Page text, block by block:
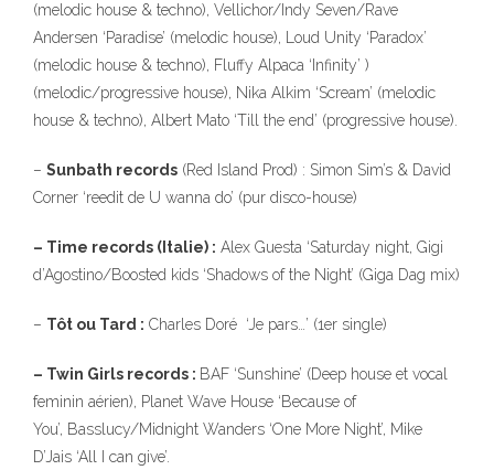
(melodic house & techno), Vellichor/Indy Seven/Rave
Andersen ‘Paradise’ (melodic house), Loud Unity ‘Paradox’
(melodic house & techno), Fluffy Alpaca ‘Infinity’ )
(melodic/progressive house), Nika Alkim ‘Scream’ (melodic
house & techno), Albert Mato ‘Till the end’ (progressive house).
– Sunbath records (Red Island Prod) : Simon Sim’s & David
Corner ‘reedit de U wanna do’ (pur disco-house)
– Time records (Italie) : Alex Guesta ‘Saturday night, Gigi
d’Agostino/Boosted kids ‘Shadows of the Night’ (Giga Dag mix)
– Tôt ou Tard : Charles Doré ‘Je pars…’ (1er single)
– Twin Girls records : BAF ‘Sunshine’ (Deep house et vocal
feminin aérien), Planet Wave House ‘Because of
You’, Basslucy/Midnight Wanders ‘One More Night’, Mike
D’Jais ‘All I can give’.